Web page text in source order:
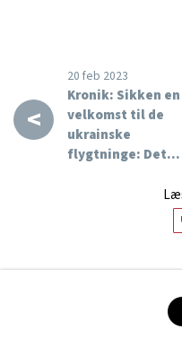
<
20 feb 2023
Kronik: Sikken en
velkomst til de
ukrainske
flygtninge: Det…